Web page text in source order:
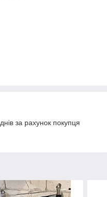
за рахунок покупця